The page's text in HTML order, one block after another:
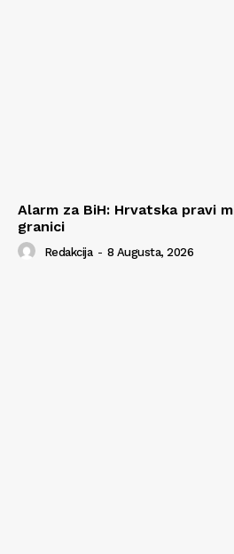
Alarm za BiH: Hrvatska pravi
granici
Redakcija - 8 Augusta, 2026